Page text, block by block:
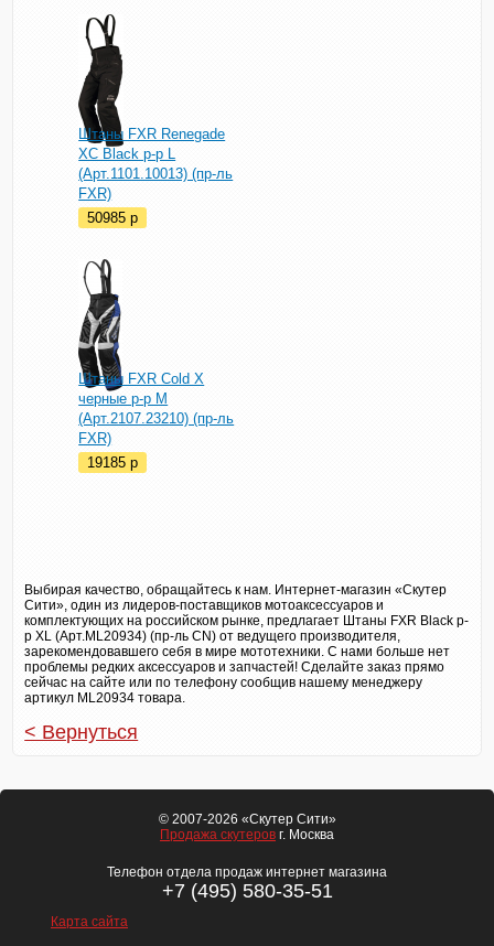
Штаны FXR Renegade
XC Black р-р L
(Арт.1101.10013) (пр-ль
FXR)
50985p
Штаны FXR Cold X
черные р-р M
(Арт.2107.23210) (пр-ль
FXR)
19185p
Выбирая качество, обращайтесь к нам. Интернет-магазин «Скутер
Сити», один из лидеров-поставщиков мотоаксессуаров и
комплектующих на российском рынке, предлагает Штаны FXR Black р-
р XL (Арт.ML20934) (пр-ль CN) от ведущего производителя,
зарекомендовавшего себя в мире мототехники. С нами больше нет
проблемы редких аксессуаров и запчастей! Сделайте заказ прямо
сейчас на сайте или по телефону сообщив нашему менеджеру
артикул ML20934 товара.
< Вернуться
© 2007-2026 «Скутер Сити»
Продажа скутеров г. Москва
Телефон отдела продаж интернет магазина
+7 (495) 580-35-51
Карта сайта